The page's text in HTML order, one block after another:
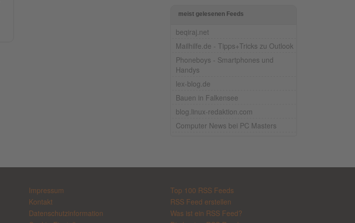
meist gelesenen Feeds
beqiraj.net
Mailhilfe.de - Tipps+Tricks zu Outlook
Phoneboys - Smartphones und
Handys
lex-blog.de
Bauen in Falkensee
blog.linux-redaktion.com
Computer News bei PC Masters
Impressum
Kontakt
Datenschutzinformation
Top 100 RSS Feeds
RSS Feed erstellen
Was ist ein RSS Feed?